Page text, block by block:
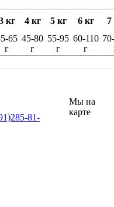
кг 4 кг 5 кг 6 кг 7
65
г
45-80
г
55-95
г
60-110
г
81-
Мы на
карте